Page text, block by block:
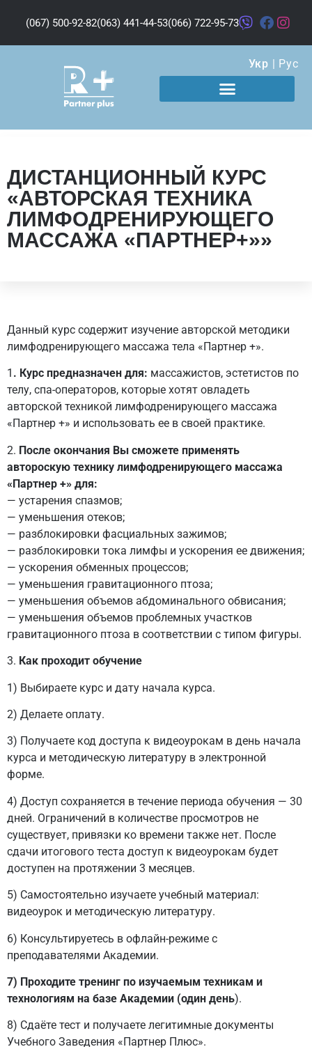
(067) 500-92-82(063) 441-44-53(066) 722-95-73
Укр | Рус
ДИСТАНЦИОННЫЙ КУРС
«АВТОРСКАЯ ТЕХНИКА
ЛИМФОДРЕНИРУЮЩЕГО
МАССАЖА «ПАРТНЕР+»»
Данный курс содержит изучение авторской методики
лимфодренирующего массажа тела «Партнер +».
1 . Курс предназначен для: массажистов, эстетистов по
телу, спа-операторов, которые хотят овладеть
авторской техникой лимфодренирующего массажа
«Партнер +» и использовать ее в своей практике.
2. После окончания Вы сможете применять
автороскую технику лимфодренирующего массажа
«Партнер +» для:
— устарения спазмов;
— уменьшения отеков;
— разблокировки фасциальных зажимов;
— разблокировки тока лимфы и ускорения ее движения;
— ускорения обменных процессов;
— уменьшения гравитационного птоза;
— уменьшения объемов абдоминального обвисания;
— уменьшения объемов проблемных участков
гравитационного птоза в соответствии с типом фигуры.
3. Как проходит обучение
1) Выбираете курс и дату начала курса.
2) Делаете оплату.
3) Получаете код доступа к видеоурокам в день начала
курса и методическую литературу в электронной
форме.
4) Доступ сохраняется в течение периода обучения — 30
дней. Ограничений в количестве просмотров не
существует, привязки ко времени также нет. После
сдачи итогового теста доступ к видеоурокам будет
доступен на протяжении 3 месяцев.
5) Самостоятельно изучаете учебный материал:
видеоурок и методическую литературу.
6) Консультируетесь в офлайн-режиме с
преподавателями Академии.
7) Проходите тренинг по изучаемым техникам и
технологиям на базе Академии (один день).
8) Сдаёте тест и получаете легитимные документы
Учебного Заведения «Партнер Плюс».